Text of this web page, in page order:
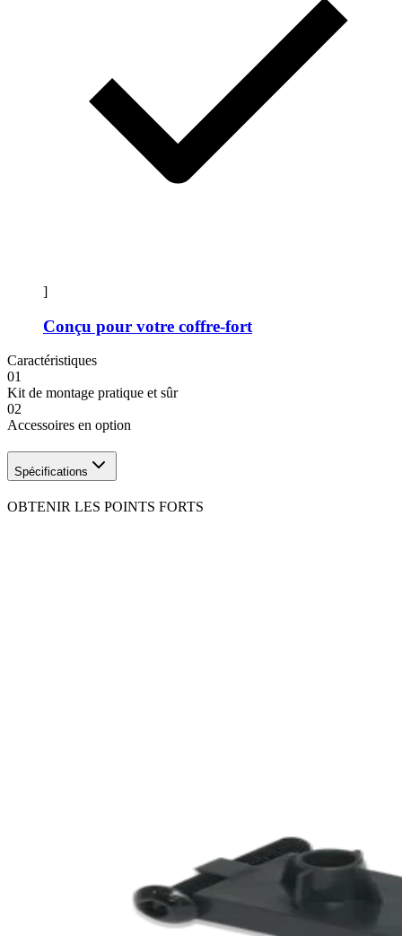
]
Conçu pour votre coffre-fort
Caractéristiques
01
Kit de montage pratique et sûr
02
Accessoires en option
Spécifications
OBTENIR LES POINTS FORTS